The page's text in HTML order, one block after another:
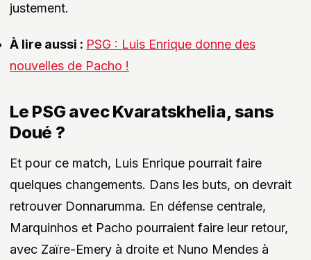
justement.
À lire aussi : PSG : Luis Enrique donne des
nouvelles de Pacho !
Le PSG avec Kvaratskhelia, sans
Doué ?
Et pour ce match, Luis Enrique pourrait faire
quelques changements. Dans les buts, on devrait
retrouver Donnarumma. En défense centrale,
Marquinhos et Pacho pourraient faire leur retour,
avec Zaïre-Emery à droite et Nuno Mendes à